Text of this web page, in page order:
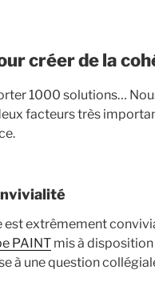
créer de la
1000 solutions…
facteurs très
extrêmement
PAINT mis à
à une question